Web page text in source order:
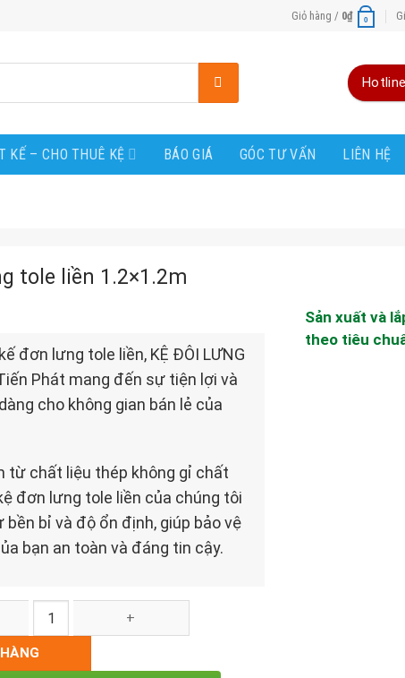
Giỏ hàng / 0₫ 0
KẾ – CHO THUÊ KỆ BÁO GIÁ GÓC TƯ VẤN LIÊN HỆ
tole liền 1.2×1.2m
đơn lưng tole liền, KỆ ĐÔI LƯNG
Phát mang đến sự tiện lợi và
cho không gian bán lẻ của
từ chất liệu thép không gỉ chất
đơn lưng tole liền của chúng tôi
bền bỉ và độ ổn định, giúp bảo vệ
bạn an toàn và đáng tin cậy.
liền 1.2x1.2m số lượng
Sản xuất và
theo tiêu